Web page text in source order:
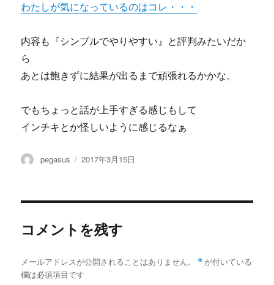
わたしが気になっているのはコレ・・・
内容も『シンプルでやりやすい』と評判みたいだか
ら
あとは飽きずに結果が出るまで頑張れるかかな。
でもちょっと話が上手すぎる感じもして
インチキとか怪しいように感じるなぁ
投
pegasus
投
2017年3月15日
コメントを残す
メールアドレスが公開されることはありません。 * が付いている
欄は必須項目です